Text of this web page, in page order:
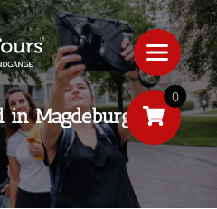
in Magdeburg
0